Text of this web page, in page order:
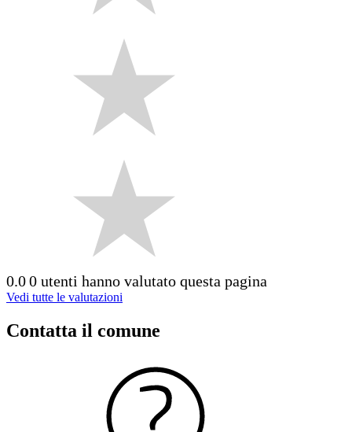
0.00 utenti hanno valutato questa pagina
Vedi tutte le valutazioni
Contatta il comune